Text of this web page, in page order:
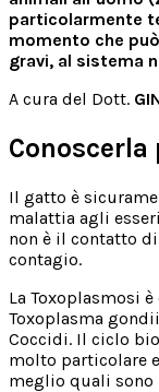
particolarmente
momento che
gravi, al sistema
A cura del Dott.
Il gatto è
malattia agli
non è il contatto
contagio.
La Toxoplasmosi
Toxoplasma
Coccidi. Il ciclo
molto particolare
meglio quali sono